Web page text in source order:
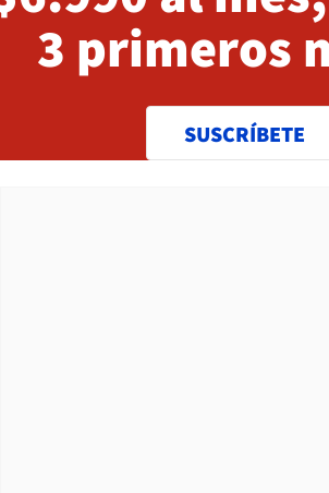
3 primeros
SUSCRÍBETE